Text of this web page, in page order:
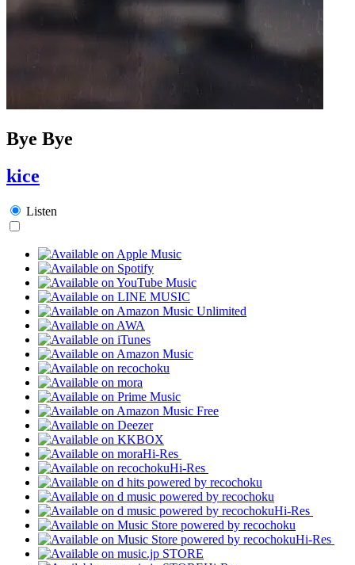
Bye Bye
kice
Listen
Hi-Res
Hi-Res
Hi-Res
Hi-Res